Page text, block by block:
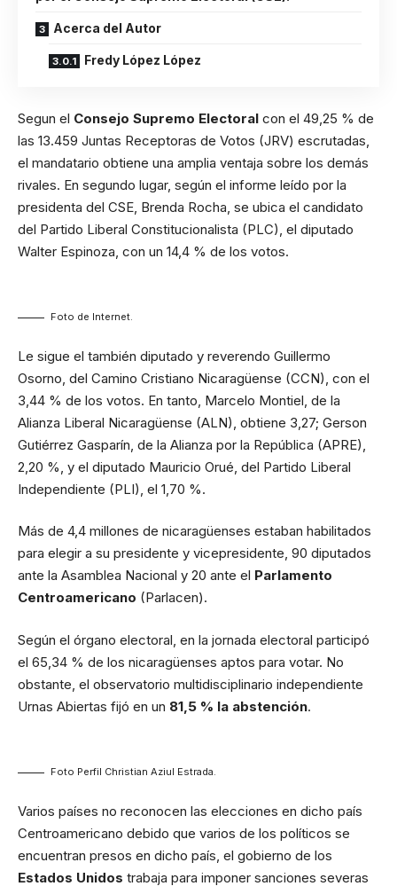
Acerca del Autor
Fredy López López
Segun el Consejo Supremo Electoral con el 49,25 % de
las 13.459 Juntas Receptoras de Votos (JRV) escrutadas,
el mandatario obtiene una amplia ventaja sobre los demás
rivales. En segundo lugar, según el informe leído por la
presidenta del CSE, Brenda Rocha, se ubica el candidato
del Partido Liberal Constitucionalista (PLC), el diputado
Walter Espinoza, con un 14,4 % de los votos.
Foto de Internet.
Le sigue el también diputado y reverendo Guillermo
Osorno, del Camino Cristiano Nicaragüense (CCN), con el
3,44 % de los votos. En tanto, Marcelo Montiel, de la
Alianza Liberal Nicaragüense (ALN), obtiene 3,27; Gerson
Gutiérrez Gasparín, de la Alianza por la República (APRE),
2,20 %, y el diputado Mauricio Orué, del Partido Liberal
Independiente (PLI), el 1,70 %.
Más de 4,4 millones de nicaragüenses estaban habilitados
para elegir a su presidente y vicepresidente, 90 diputados
ante la Asamblea Nacional y 20 ante el Parlamento
Centroamericano (Parlacen).
Según el órgano electoral, en la jornada electoral participó
el 65,34 % de los nicaragüenses aptos para votar. No
obstante, el observatorio multidisciplinario independiente
Urnas Abiertas fijó en un 81,5 % la abstención.
Foto Perfil Christian Aziul Estrada.
Varios países no reconocen las elecciones en dicho país
Centroamericano debido que varios de los políticos se
encuentran presos en dicho país, el gobierno de los
Estados Unidos trabaja para imponer sanciones severas